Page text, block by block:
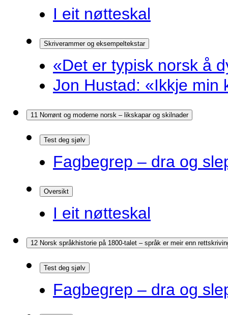
I eit nøtteskal
Skriverammer og eksempeltekstar
«Det er typisk norsk å
Jon Hustad: «Ikkje min
11 Norrønt og moderne norsk – likskapar og skilnader
Test deg sjølv
Fagbegrep – dra og
Oversikt
I eit nøtteskal
12 Norsk språkhistorie på 1800-talet – språk er meir enn
Test deg sjølv
Fagbegrep – dra og